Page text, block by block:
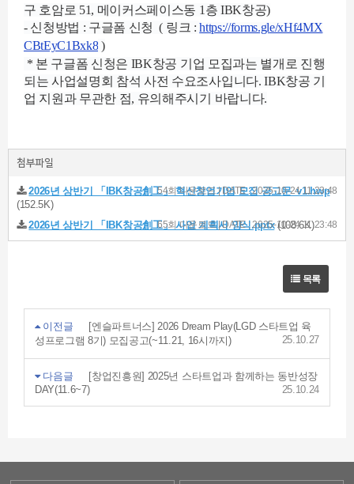
구 호암로 51, 메이커스페이스동 1층 IBK창공)
- 신청방법 : 구글폼 신청 ( 링크 :https://forms.gle/xHf4MX
CBtEyC1Bxk8 )
* 본 구글폼 신청은 IBK창공 기업 모집과는 별개로 진행
되는 사업설명회 참석 사전 수요조사입니다. IBK창공 기
업 지원과 무관한 점, 유의해주시기 바랍니다.
첨부파일
2026년 상반기 「IBK창공創工」 혁신창업기업 모집 공고문_v1.hwp
(152.5K)
54회 다운로드 | DATE : 2025-10-24 11:23:48
2026년 상반기 「IBK창공創工」 사업 계획서 양식.pptx(108.6K)
65회 다운로드 | DATE : 2025-10-24 11:23:48
목록
이전글
[엔슬파트너스] 2026 Dream Play(LGD 스타트업 육
성프로그램 8기) 모집공고(~11.21, 16시까지)
25.10.27
다음글
[창업진흥원] 2025년 스타트업과 함께하는 동반성장
DAY(11.6~7)
25.10.24